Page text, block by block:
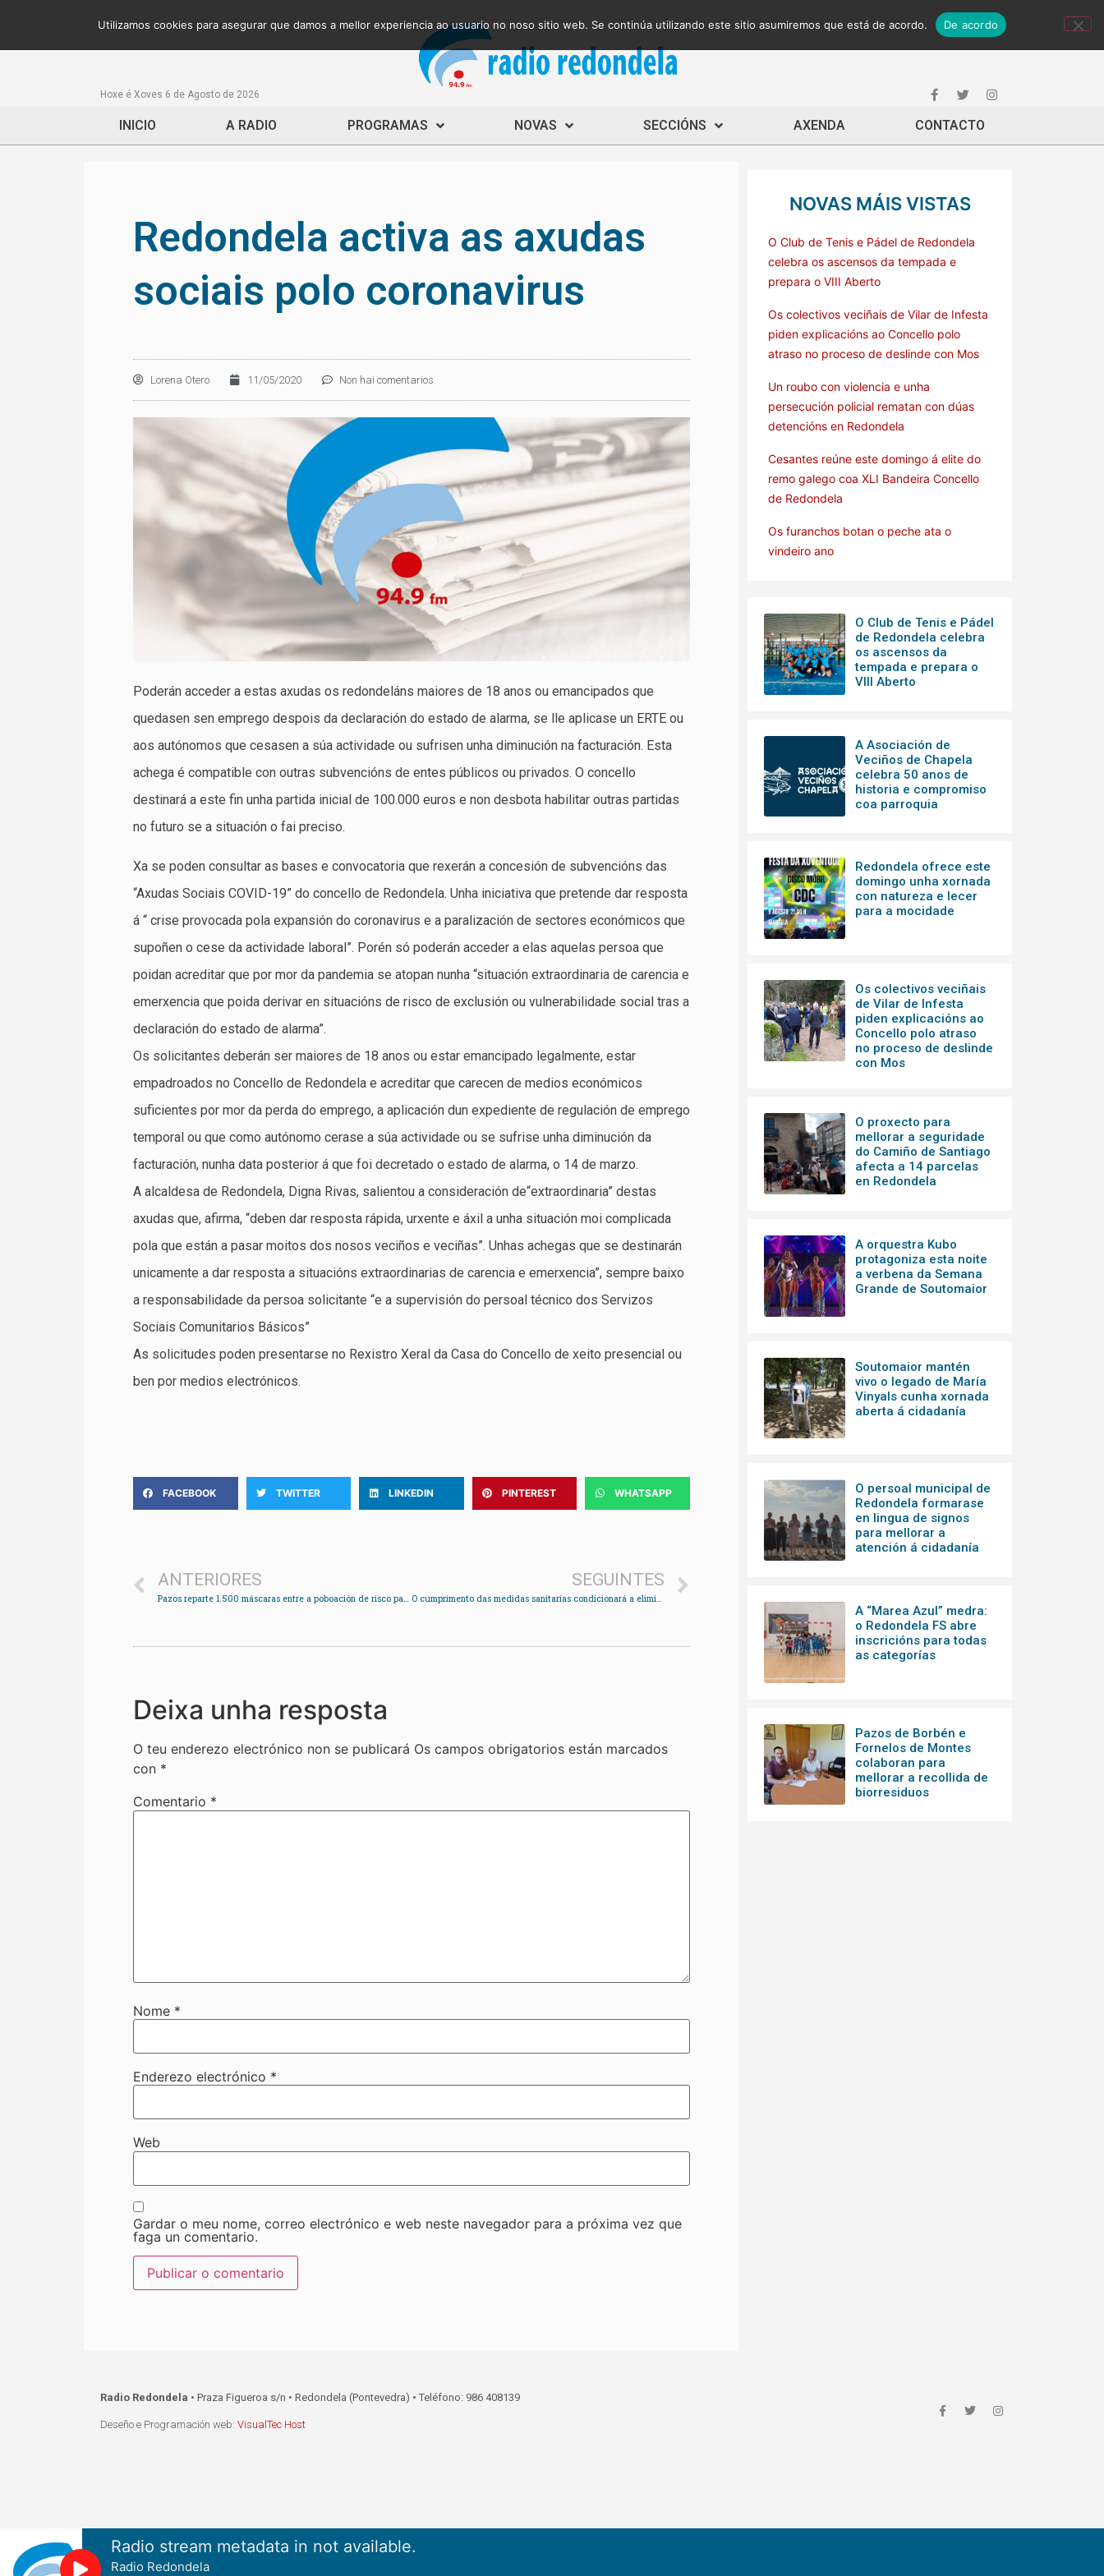
Hoxe é Xoves 6 de Agosto de 2026
INICIO A RADIO PROGRAMAS NOVAS SECCIÓNS AXENDA CONTACTO
Redondela activa as axudas
sociais polo coronavirus
Lorena Otero 11/05/2020 Non hai comentarios
Poderán acceder a estas axudas os redondeláns maiores de 18 anos ou emancipados que
quedasen sen emprego despois da declaración do estado de alarma, se lle aplicase un ERTE ou
aos autónomos que cesasen a súa actividade ou sufrisen unha diminución na facturación. Esta
achega é compatible con outras subvencións de entes públicos ou privados. O concello
destinará a este fin unha partida inicial de 100.000 euros e non desbota habilitar outras partidas
no futuro se a situación o fai preciso.
Xa se poden consultar as bases e convocatoria que rexerán a concesión de subvencións das
“Axudas Sociais COVID-19” do concello de Redondela. Unha iniciativa que pretende dar resposta
á “ crise provocada pola expansión do coronavirus e a paralización de sectores económicos que
supoñen o cese da actividade laboral”. Porén só poderán acceder a elas aquelas persoa que
poidan acreditar que por mor da pandemia se atopan nunha “situación extraordinaria de carencia e
emerxencia que poida derivar en situacións de risco de exclusión ou vulnerabilidade social tras a
declaración do estado de alarma”.
Os solicitantes deberán ser maiores de 18 anos ou estar emancipado legalmente, estar
empadroados no Concello de Redondela e acreditar que carecen de medios económicos
suficientes por mor da perda do emprego, a aplicación dun expediente de regulación de emprego
temporal ou que como autónomo cerase a súa actividade ou se sufrise unha diminución da
facturación, nunha data posterior á que foi decretado o estado de alarma, o 14 de marzo.
A alcaldesa de Redondela, Digna Rivas, salientou a consideración de“extraordinaria” destas
axudas que, afirma, “deben dar resposta rápida, urxente e áxil a unha situación moi complicada
pola que están a pasar moitos dos nosos veciños e veciñas”. Unhas achegas que se destinarán
unicamente a dar resposta a situacións extraordinarias de carencia e emerxencia”, sempre baixo
a responsabilidade da persoa solicitante “e a supervisión do persoal técnico dos Servizos
Sociais Comunitarios Básicos”
As solicitudes poden presentarse no Rexistro Xeral da Casa do Concello de xeito presencial ou
ben por medios electrónicos.
FACEBOOK TWITTER LINKEDIN PINTEREST WHATSAPP
ANTERIORES
Pazos reparte 1.500 máscaras entre a poboación de risco para afrontar a fase 1
SEGUINTES
O cumprimento das medidas sanitarias condicionará a eliminación das franxas horarias
Deixa unha resposta
O teu enderezo electrónico non se publicará Os campos obrigatorios están marcados
con *
Comentario *
Nome *
Enderezo electrónico *
Web
Gardar o meu nome, correo electrónico e web neste navegador para a próxima vez que
faga un comentario.
NOVAS MÁIS VISTAS
O Club de Tenis e Pádel de Redondela
celebra os ascensos da tempada e
prepara o VIII Aberto
Os colectivos veciñais de Vilar de Infesta
piden explicacións ao Concello polo
atraso no proceso de deslinde con Mos
Un roubo con violencia e unha
persecución policial rematan con dúas
detencións en Redondela
Cesantes reúne este domingo á elite do
remo galego coa XLI Bandeira Concello
de Redondela
Os furanchos botan o peche ata o
vindeiro ano
O Club de Tenis e Pádel
de Redondela celebra
os ascensos da
tempada e prepara o
VIII Aberto
A Asociación de
Veciños de Chapela
celebra 50 anos de
historia e compromiso
coa parroquia
Redondela ofrece este
domingo unha xornada
con natureza e lecer
para a mocidade
Os colectivos veciñais
de Vilar de Infesta
piden explicacións ao
Concello polo atraso
no proceso de deslinde
con Mos
O proxecto para
mellorar a seguridade
do Camiño de Santiago
afecta a 14 parcelas
en Redondela
A orquestra Kubo
protagoniza esta noite
a verbena da Semana
Grande de Soutomaior
Soutomaior mantén
vivo o legado de María
Vinyals cunha xornada
aberta á cidadanía
O persoal municipal de
Redondela formarase
en lingua de signos
para mellorar a
atención á cidadanía
A “Marea Azul” medra:
o Redondela FS abre
inscricións para todas
as categorías
Pazos de Borbén e
Fornelos de Montes
colaboran para
mellorar a recollida de
biorresiduos
Radio Redondela • Praza Figueroa s/n • Redondela (Pontevedra) • Teléfono: 986 408139
Deseño e Programación web: VisualTec Host
Utilizamos cookies para asegurar que damos a mellor experiencia ao usuario no noso sitio web. Se continúa utilizando este sitio asumiremos que está de acordo. De acordo
Radio stream metadata in not available.
Radio Redondela